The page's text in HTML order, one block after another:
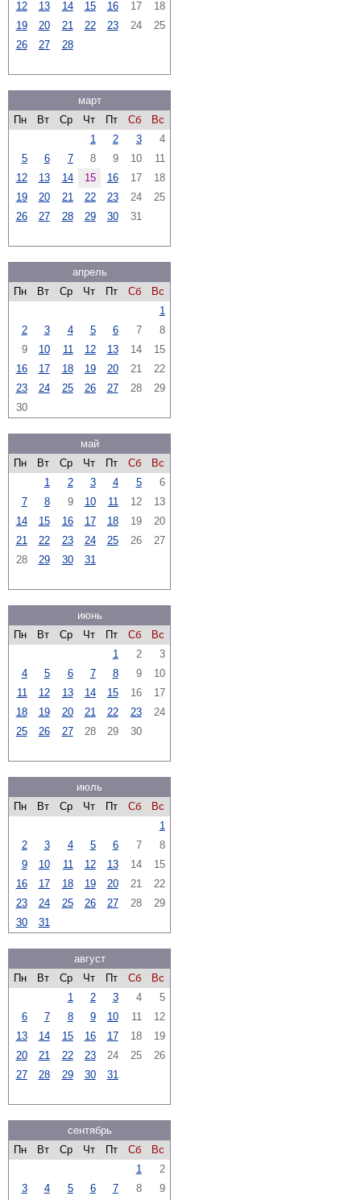
12 13 14 15 16 17
18
19
20 21 22 23 24
25
26
27 28
март
Пн
Вт Ср Чт Пт Сб
Вс
1
2 3
4
5
6 7 8 9 10
11
12
13 14 15 16 17
18
19
20 21 22 23 24
25
26
27 28 29 30 31
апрель
Пн
Вт Ср Чт Пт Сб
Вс
1
2
3 4 5 6 7
8
9
10 11 12 13 14
15
16
17 18 19 20 21
22
23
24 25 26 27 28
29
30
май
Пн
Вт Ср Чт Пт Сб
Вс
1
2 3 4 5
6
7
8 9 10 11 12
13
14
15 16 17 18 19
20
21
22 23 24 25 26
27
28
29 30 31
июнь
Пн
Вт Ср Чт Пт Сб
Вс
1
2
3
4
5 6 7 8 9
10
11
12 13 14 15 16
17
18
19 20 21 22 23
24
25
26 27 28 29 30
июль
Пн
Вт Ср Чт Пт Сб
Вс
1
2
3 4 5 6 7
8
9
10 11 12 13 14
15
16
17 18 19 20 21
22
23
24 25 26 27 28
29
30
31
август
Пн
Вт Ср Чт Пт Сб
Вс
1
2 3 4
5
6
7 8 9 10 11
12
13
14 15 16 17 18
19
20
21 22 23 24 25
26
27
28 29 30 31
сентябрь
Пн
Вт Ср Чт Пт Сб
Вс
1
2
3
4 5 6 7 8
9